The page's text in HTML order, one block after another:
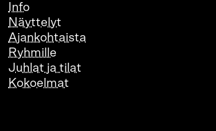
Info
Näyttelyt
Ajankohtaista
Ryhmille
Juhlat ja tilat
Kokoelmat